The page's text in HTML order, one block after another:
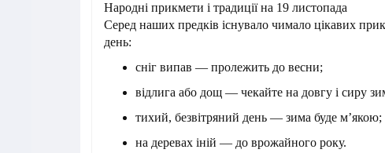
Народні прикмети і традиції на 19 листопада
Серед наших предків існувало чимало цікавих
день:
сніг випав — пролежить до весни;
відлига або дощ — чекайте на довгу і сиру
тихий, безвітряний день — зима буде м’якою;
на деревах іній — до врожайного року.